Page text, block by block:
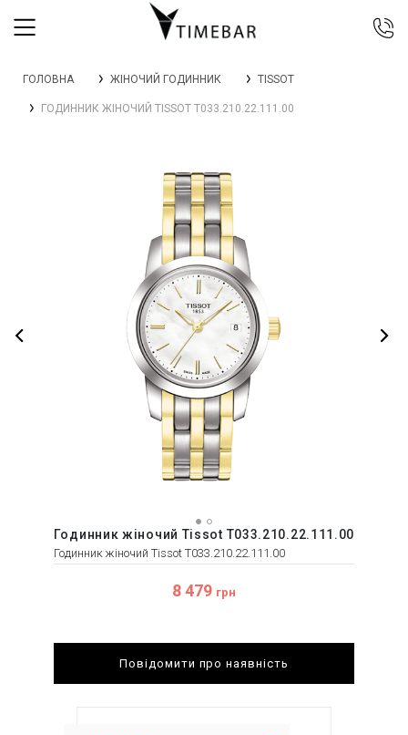
044 392 44 45
067 344 14 44 (viber)
ГОЛОВНА ЖІНОЧИЙ ГОДИННИК TISSOT
ГОДИННИК ЖІНОЧИЙ TISSOT T033.210.22.111.00
Годинник жіночий Tissot T033.210.22.111.00
Годинник жіночий Tissot T033.210.22.111.00
8 479 грн
Повідомити про наявність